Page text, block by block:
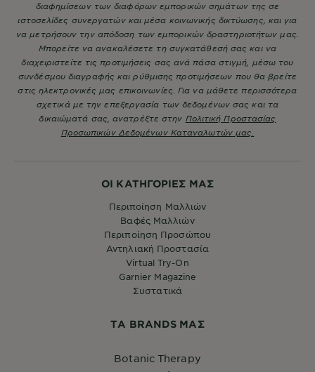
ΟΙ ΚΑΤΗΓΟΡΙΕΣ ΜΑΣ
Περιποίηση Μαλλιών
Βαφές Μαλλιών
Περιποίηση Προσώπου
Αντηλιακή Προστασία
Virtual Try-On
Garnier Magazine
Συστατικά
ΤA BRANDS ΜΑΣ
Botanic Therapy
διαφημίσεων των διαφόρων εμπορικών σημάτων της σε
ιστοσελίδες συνεργατών και μέσα κοινωνικής δικτύωσης, και για
να μετρήσουν την απόδοση των εμπορικών δραστηριοτήτων μας.
Μπορείτε να ανακαλέσετε τη συγκατάθεσή σας και να
διαχειριστείτε τις προτιμήσεις σας ανά πάσα στιγμή, μέσω του
συνδέσμου διαγραφής και ρύθμισης προτιμήσεων που θα βρείτε
στις ηλεκτρονικές μας επικοινωνίες. Για να μάθετε περισσότερα
σχετικά με την επεξεργασία των δεδομένων σας και τα
δικαιώματά σας, ανατρέξτε στην Πολιτική Προστασίας
Προσωπικών Δεδομένων Καταναλωτών μας.